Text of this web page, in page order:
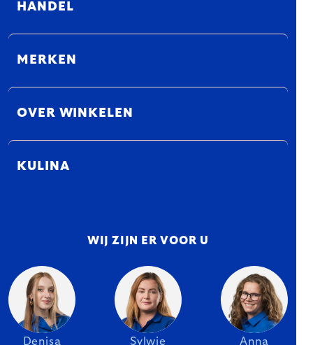
HANDEL
MERKEN
OVER WINKELEN
KULINA
WIJ ZIJN ER VOOR U
Denisa Sylwie Anna